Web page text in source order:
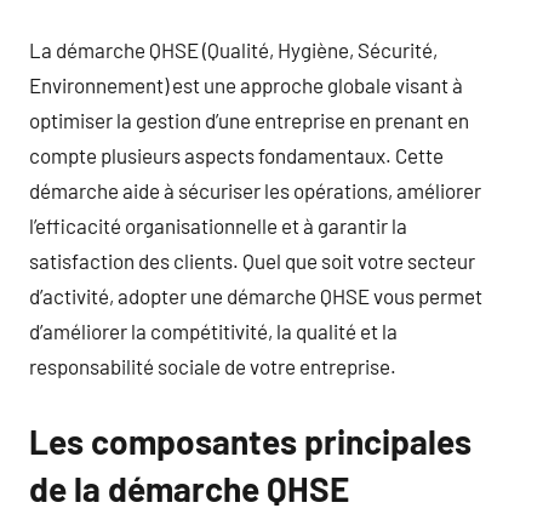
La démarche QHSE (Qualité, Hygiène, Sécurité,
Environnement) est une approche globale visant à
optimiser la gestion d’une entreprise en prenant en
compte plusieurs aspects fondamentaux. Cette
démarche aide à sécuriser les opérations, améliorer
l’efficacité organisationnelle et à garantir la
satisfaction des clients. Quel que soit votre secteur
d’activité, adopter une démarche QHSE vous permet
d’améliorer la compétitivité, la qualité et la
responsabilité sociale de votre entreprise.
Les composantes principales
de la démarche QHSE